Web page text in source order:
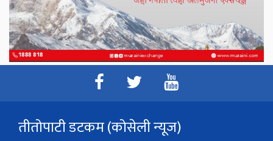
तीतोपाटी डटकम (कोसेली न्यूज)